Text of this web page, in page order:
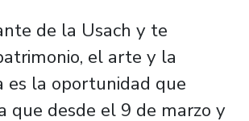
de la Usach y te
el arte y la
es la oportunidad que
que desde el 9 de marzo y